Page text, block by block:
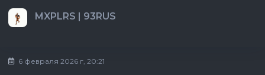
MXPLRS | 93RUS
6 февраля 2026 г, 20:21